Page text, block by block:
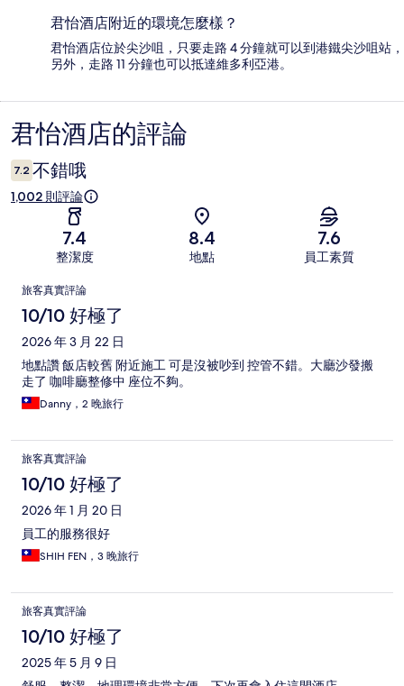
君怡酒店附近的環境怎麼樣？
君怡酒店位於尖沙咀，只要走路 4 分鐘就可以到港鐵尖沙咀站，
另外，走路 11 分鐘也可以抵達維多利亞港。
評
論
君怡酒店的評論
7.2 不錯哦
1,002 則評論
7.4
整潔度
8.4
地點
7.6
員工素質
評
論
旅客真實評論
10/10 好極了
2026 年 3 月 22 日
地點讚 飯店較舊 附近施工 可是沒被吵到 控管不錯。大廳沙發搬
走了 咖啡廳整修中 座位不夠。
Danny，2 晚旅行
旅客真實評論
10/10 好極了
2026 年 1 月 20 日
員工的服務很好
SHIH FEN，3 晚旅行
旅客真實評論
10/10 好極了
2025 年 5 月 9 日